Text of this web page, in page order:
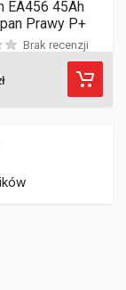
EA456 45Ah
Prawy P+
Brak recenzji